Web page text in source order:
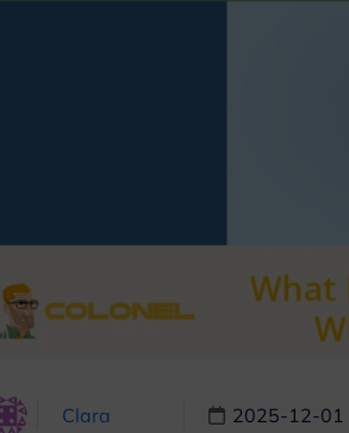
Clara 2025-12-01